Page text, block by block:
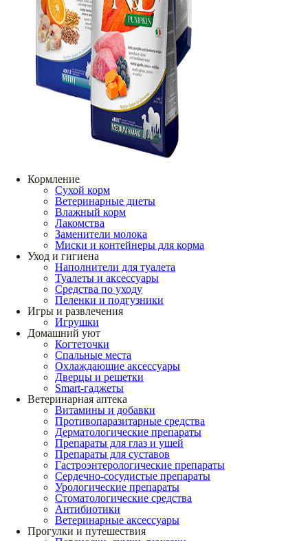
Кормление
Сухой корм
Ветеринарные диеты
Влажный корм
Лакомства
Заменители молока
Миски и контейнеры для корма
Уход и гигиена
Наполнители для туалета
Туалеты и аксессуары
Средства по уходу
Пеленки и подгузники
Игры и развлечения
Игрушки
Домашний уют
Когтеточки
Спальные места
Охлаждающие аксессуары
Дверцы и решетки
Smart-гаджеты
Ветеринарная аптека
Витамины и добавки
Противопаразитарные средства
Дерматологические препараты
Препараты для глаз и ушей
Препараты для суставов
Гастроэнтерологические препараты
Сердечно-сосудистые препараты
Урологические препараты
Стоматологические средства
Антибиотики
Ветеринарные аксессуары
Прогулки и путешествия